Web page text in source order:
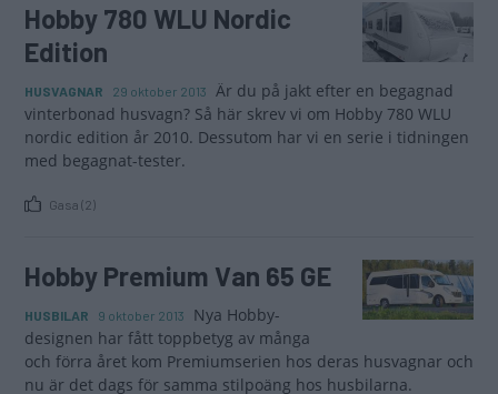
Hobby 780 WLU Nordic
Edition
HUSVAGNAR 29 oktober 2013
Är du på jakt efter en begagnad
vinterbonad husvagn? Så här skrev vi om Hobby 780 WLU
nordic edition år 2010. Dessutom har vi en serie i tidningen
med begagnat-tester.
Gasa (2)
Hobby Premium Van 65 GE
HUSBILAR 9 oktober 2013
Nya Hobby­
designen har fått toppbetyg av många
och förra året kom Premiumserien hos deras husvagnar och
nu är det dags för samma stilpoäng hos husbilarna.